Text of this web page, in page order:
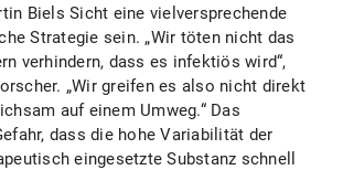
Biels Sicht eine vielversprechende
Strategie sein. „Wir töten nicht das
verhindern, dass es infektiös wird“,
„Wir greifen es also nicht direkt
auf einem Umweg.“ Das
dass die hohe Variabilität der
eingesetzte Substanz schnell